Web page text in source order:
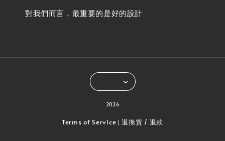
對我們而言，最重要的是好的設計
2026
Terms of Service |退換貨 / 退款